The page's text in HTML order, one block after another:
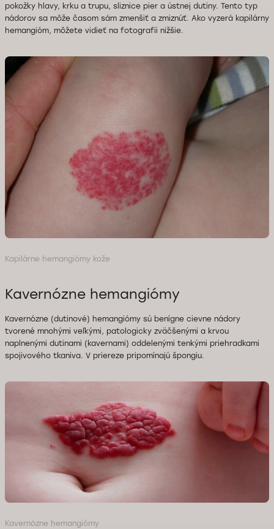
pokožky hlavy, krku a trupu, sliznice pier a ústnej dutiny. Tento typ
nádorov sa môže časom sám zmenšiť a zmiznúť. Ako vyzerá kapilárny
hemangióm, môžete vidieť na fotografii nižšie.
Kapilárne hemangiómy kože
Kavernózne hemangiómy
Kavernózne (dutinové) hemangiómy sú benígne cievne nádory
tvorené mnohými veľkými, patologicky zväčšenými a krvou
naplnenými dutinami (kavernami) oddelenými tenkými priehradkami
spojivového tkaniva. V priereze pripomínajú špongiu.
Kavernózne hemangiómy